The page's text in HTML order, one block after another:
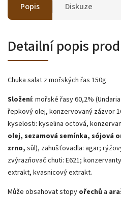
Popis Diskuze
Detailní popis
Chuka salat z mořských řas 150g
Složení: mořské řasy 60,2%
řepkový olej, konzervovaný zázvor
kyselosti: kyselina octová,
olej, sezamová semínka, sójová
zrno, sůl), zahušťovadla: agar;
zvýrazňovač chuti: E621;
extrakt, kvasnicový extrakt.
Může obsahovat stopy ořechů a